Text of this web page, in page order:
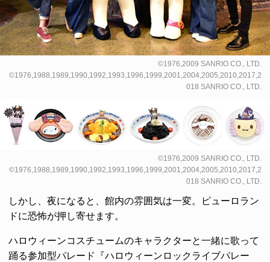
©1976,2009 SANRIO CO., LTD.
©1976,1988,1989,1990,1992,1993,1996,1999,2001,2004,2005,2010,2017,2
018 SANRIO CO., LTD.
©1976,2009 SANRIO CO., LTD.
©1976,1988,1989,1990,1992,1993,1996,1999,2001,2004,2005,2010,2017,2
018 SANRIO CO., LTD.
しかし、夜になると、館内の雰囲気は一変。ピューロラン
ドに恐怖が押し寄せます。
ハロウィーンコスチュームのキャラクターと一緒に歌って
踊る参加型パレード『ハロウィーンロックライブパレー